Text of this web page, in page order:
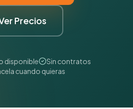
Precios
disponible
Sin contratos
cuando quieras